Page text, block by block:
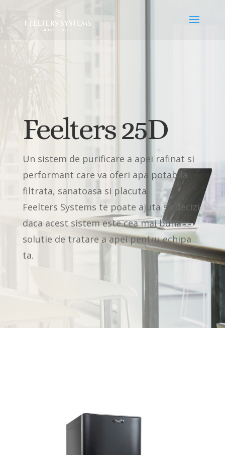
Feelters 25D
Un sistem de purificare a apei rafinat si
performant care va oferi apa potabila
filtrata, sanatoasa si placuta.
Feelters Systems te poate ajuta sa decizi
daca acest sistem este cea mai buna
solutie de tratare a apei pentru echipa
ta.